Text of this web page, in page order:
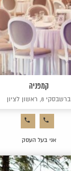
קמפניה
ברשבסקי 8, ראשון לציון
אני בעל העסק